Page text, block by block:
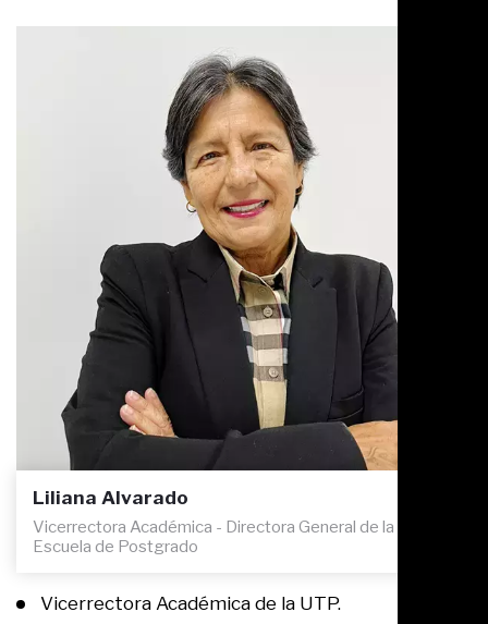
Liliana Alvarado
Vicerrectora Académica - Directora General de la
Escuela de Postgrado
Vicerrectora Académica de la UTP.